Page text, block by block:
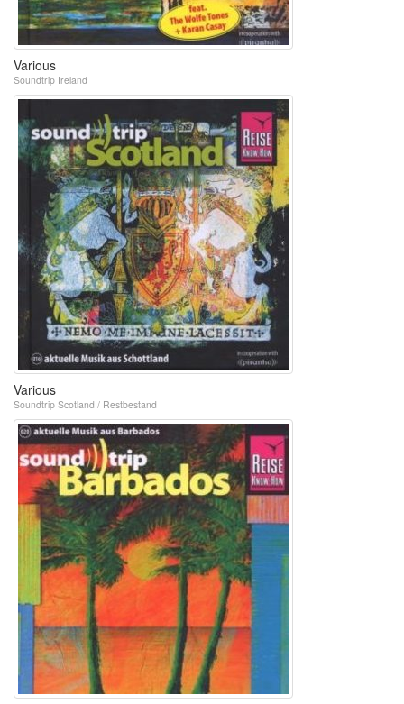
Various
Soundtrip Ireland
Various
Soundtrip Scotland / Restbestand